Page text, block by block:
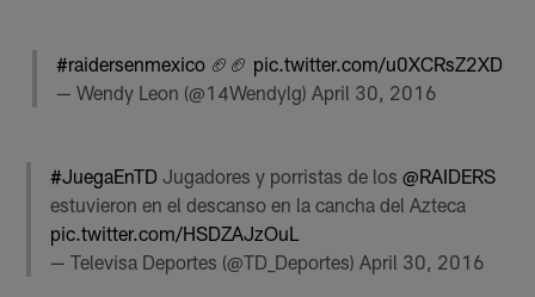
#raidersenmexico 🏈🏈 pic.twitter.com/u0XCRsZ2XD
— Wendy Leon (@14Wendylg) April 30, 2016
#JuegaEnTD Jugadores y porristas de los@RAIDERS
estuvieron en el descanso en la cancha del Azteca
pic.twitter.com/HSDZAJzOuL
— Televisa Deportes (@TD_Deportes)April 30, 2016